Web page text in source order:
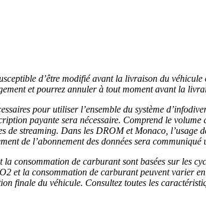
d’être modifié avant la livraison du
et pourrez annuler à tout moment avant la
pour utiliser l’ensemble du système
payante sera nécessaire. Comprend le
de streaming. Dans les DROM et Monaco,
de l’abonnement des données sera
consommation de carburant sont basées sur les
et la consommation de carburant peuvent varier
finale du véhicule. Consultez toutes les